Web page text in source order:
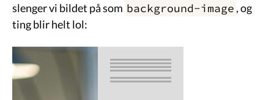
slenger vi bildet på som background-image , og
ting blir helt lol: